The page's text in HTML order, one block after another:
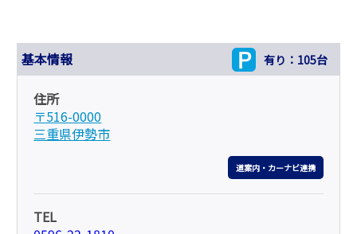
基本情報 有り：105台
住所
〒516-0000
三重県伊勢市
道案内・カーナビ連携
TEL